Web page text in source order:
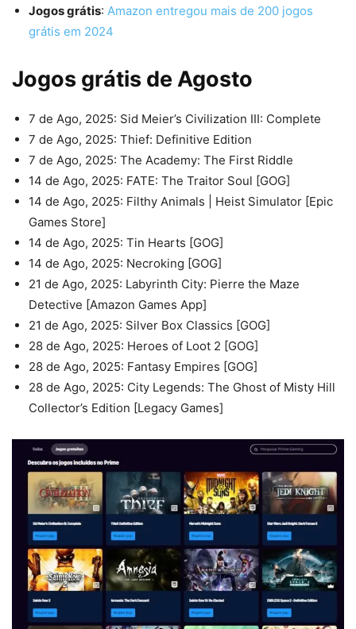
Jogos grátis: Amazon entregou mais de 200 jogos
grátis em 2024
Jogos grátis de Agosto
7 de Ago, 2025: Sid Meier’s Civilization III: Complete
7 de Ago, 2025: Thief: Definitive Edition
7 de Ago, 2025: The Academy: The First Riddle
14 de Ago, 2025: FATE: The Traitor Soul [GOG]
14 de Ago, 2025: Filthy Animals | Heist Simulator [Epic
Games Store]
14 de Ago, 2025: Tin Hearts [GOG]
14 de Ago, 2025: Necroking [GOG]
21 de Ago, 2025: Labyrinth City: Pierre the Maze
Detective [Amazon Games App]
21 de Ago, 2025: Silver Box Classics [GOG]
28 de Ago, 2025: Heroes of Loot 2 [GOG]
28 de Ago, 2025: Fantasy Empires [GOG]
28 de Ago, 2025: City Legends: The Ghost of Misty Hill
Collector’s Edition [Legacy Games]